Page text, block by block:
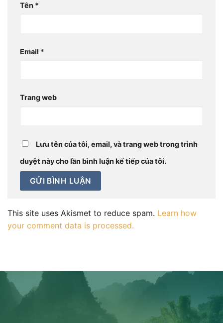
Tên *
Email *
Trang web
Lưu tên của tôi, email, và trang web trong trình
duyệt này cho lần bình luận kế tiếp của tôi.
This site uses Akismet to reduce spam. Learn how
your comment data is processed.